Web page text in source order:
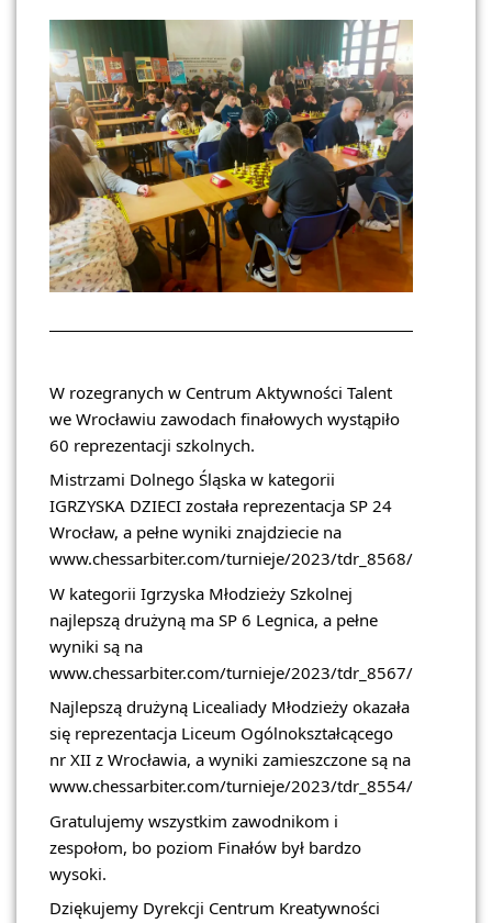
W rozegranych w Centrum Aktywności Talent
we Wrocławiu zawodach finałowych wystąpiło
60 reprezentacji szkolnych.
Mistrzami Dolnego Śląska w kategorii
IGRZYSKA DZIECI została reprezentacja SP 24
Wrocław, a pełne wyniki znajdziecie na
www.chessarbiter.com/turnieje/2023/tdr_8568/
W kategorii Igrzyska Młodzieży Szkolnej
najlepszą drużyną ma SP 6 Legnica, a pełne
wyniki są na
www.chessarbiter.com/turnieje/2023/tdr_8567/
Najlepszą drużyną Licealiady Młodzieży okazała
się reprezentacja Liceum Ogólnokształcącego
nr XII z Wrocławia, a wyniki zamieszczone są na
www.chessarbiter.com/turnieje/2023/tdr_8554/
Gratulujemy wszystkim zawodnikom i
zespołom, bo poziom Finałów był bardzo
wysoki.
Dziękujemy Dyrekcji Centrum Kreatywności